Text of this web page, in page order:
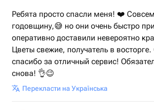
Ребята просто спасли меня! ❤️
годовщину,😅 но они очень быстро
оперативно доставили невероятно
Цветы свежие, получатель в
спасибо за отличный сервис!
снова! 👌😉
Перекласти на Українська